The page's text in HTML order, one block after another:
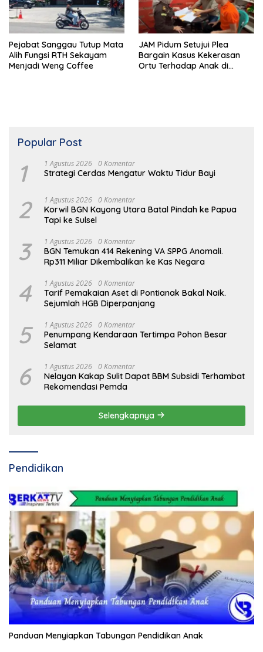
Pejabat Sanggau Tutup Mata
Alih Fungsi RTH Sekayam
Menjadi Weng Coffee
JAM Pidum Setujui Plea
Bargain Kasus Kekerasan
Ortu Terhadap Anak di
Popular Post
1 1 Agustus 2026 0 Komentar
Strategi Cerdas Mengatur Waktu Tidur Bayi
2 1 Agustus 2026 0 Komentar
Korwil BGN Kayong Utara Batal Pindah ke Papua
Tapi ke Sulsel
3 1 Agustus 2026 0 Komentar
BGN Temukan 414 Rekening VA SPPG Anomali.
Rp311 Miliar Dikembalikan ke Kas Negara
4 1 Agustus 2026 0 Komentar
Tarif Pemakaian Aset di Pontianak Bakal Naik.
Sejumlah HGB Diperpanjang
5 1 Agustus 2026 0 Komentar
Penumpang Kendaraan Tertimpa Pohon Besar
Selamat
6 1 Agustus 2026 0 Komentar
Nelayan Kakap Sulit Dapat BBM Subsidi Terhambat
Rekomendasi Pemda
Selengkapnya
Pendidikan
Panduan Menyiapkan Tabungan Pendidikan Anak